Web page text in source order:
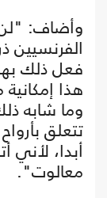
وأضاف: "لن
الفرنسيين
فعل ذلك
هذا
وما شابه
تتعلق
أبدا،
معالوت".